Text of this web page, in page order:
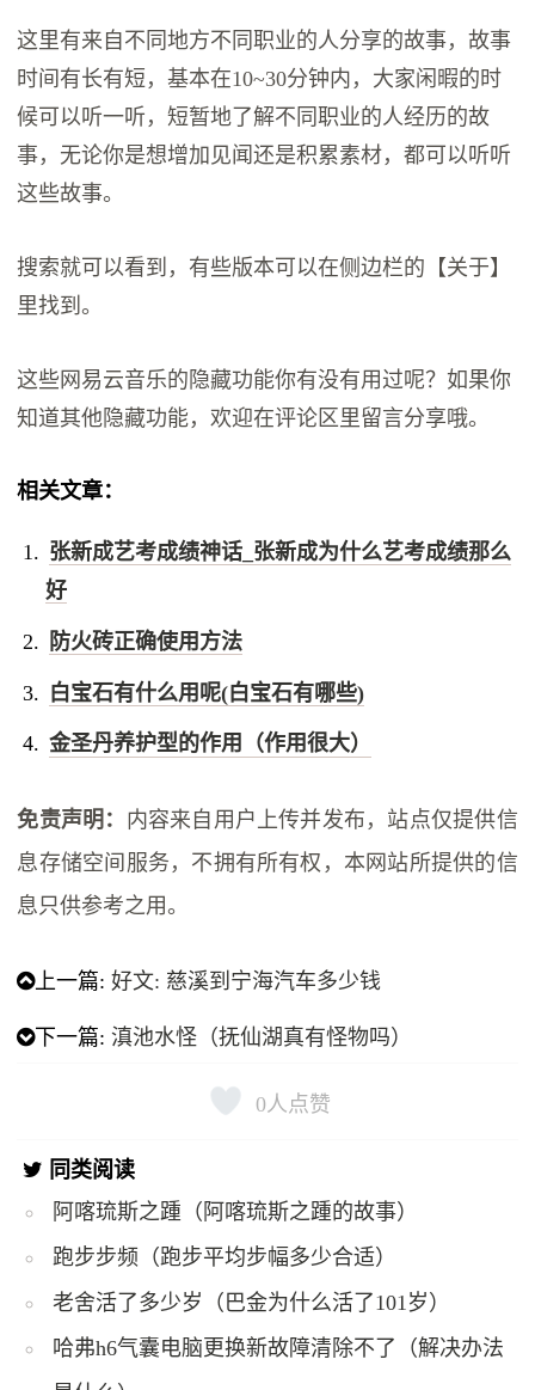
这里有来自不同地方不同职业的人分享的故事，故事
时间有长有短，基本在10~30分钟内，大家闲暇的时
候可以听一听，短暂地了解不同职业的人经历的故
事，无论你是想增加见闻还是积累素材，都可以听听
这些故事。
搜索就可以看到，有些版本可以在侧边栏的【关于】
里找到。
这些网易云音乐的隐藏功能你有没有用过呢？如果你
知道其他隐藏功能，欢迎在评论区里留言分享哦。
相关文章：
张新成艺考成绩神话_张新成为什么艺考成绩那么
好
防火砖正确使用方法
白宝石有什么用呢(白宝石有哪些)
金圣丹养护型的作用（作用很大）
免责声明： 内容来自用户上传并发布，站点仅提供信
息存储空间服务，不拥有所有权，本网站所提供的信
息只供参考之用。
上一篇:好文: 慈溪到宁海汽车多少钱
下一篇:滇池水怪（抚仙湖真有怪物吗）
0 人点赞
同类阅读
阿喀琉斯之踵（阿喀琉斯之踵的故事）
跑步步频（跑步平均步幅多少合适）
老舍活了多少岁（巴金为什么活了101岁）
哈弗h6气囊电脑更换新故障清除不了（解决办法